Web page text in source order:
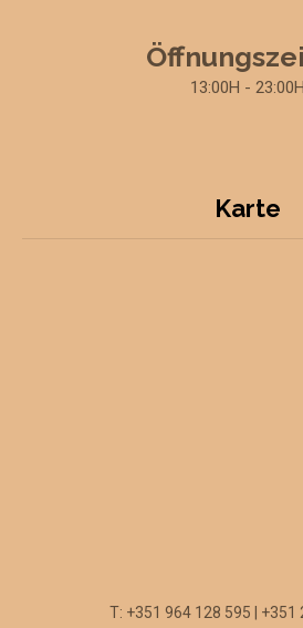
13:00H - 23:00H
Karte
T: +351 964 128 595 | +351